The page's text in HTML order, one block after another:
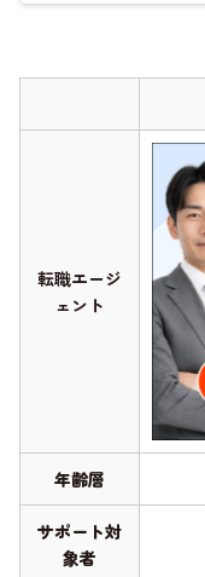
転職エージ
ェント
年齢層
サポート対
象者